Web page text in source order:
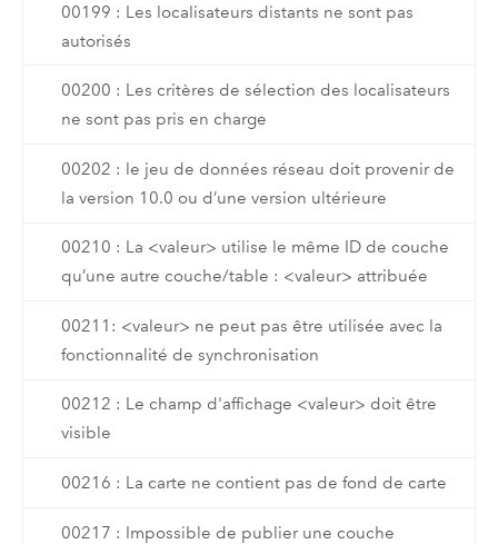
00199 : Les localisateurs distants ne sont pas
autorisés
00200 : Les critères de sélection des localisateurs
ne sont pas pris en charge
00202 : le jeu de données réseau doit provenir de
la version 10.0 ou d’une version ultérieure
00210 : La <valeur> utilise le même ID de couche
qu’une autre couche/table : <valeur> attribuée
00211: <valeur> ne peut pas être utilisée avec la
fonctionnalité de synchronisation
00212 : Le champ d'affichage <valeur> doit être
visible
00216 : La carte ne contient pas de fond de carte
00217 : Impossible de publier une couche